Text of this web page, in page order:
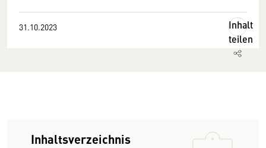
31.10.2023
Inhalt
teilen
Inhaltsverzeichnis